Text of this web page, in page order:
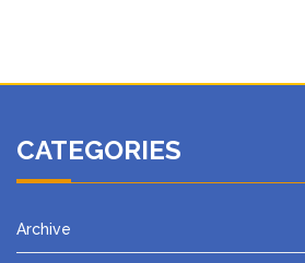
CATEGORIES
Archive